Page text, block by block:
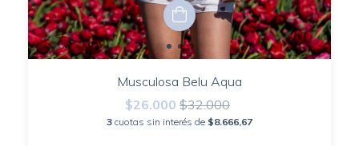
Musculosa Belu Aqua
$26.000 $32.000
3 cuotas sin interés de $8.666,67